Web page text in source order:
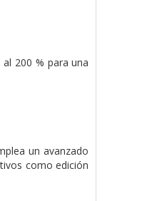
200 % para una
un avanzado
como edición